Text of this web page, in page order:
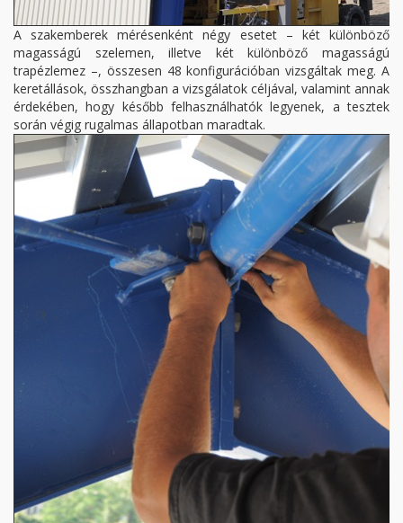
A szakemberek mérésenként négy esetet – két különböző
magasságú szelemen, illetve két különböző magasságú
trapézlemez –, összesen 48 konfigurációban vizsgáltak meg. A
keretállások, összhangban a vizsgálatok céljával, valamint annak
érdekében, hogy később felhasználhatók legyenek, a tesztek
során végig rugalmas állapotban maradtak.